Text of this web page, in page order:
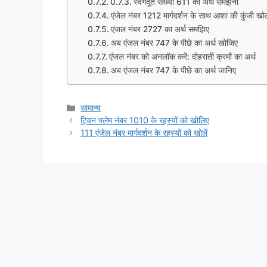
एंजेल नंबर 1212 मार्गदर्शन के साथ आशा की कुंजी
एंजल नंबर 2727 का अर्थ समझिए
अब एंजल नंबर 747 के पीछे का अर्थ खोजिए
एंजल नंबर को अनलॉक करें: दोहराती क्रमों का अर्थ
अब एंजल नंबर 747 के पीछे का अर्थ जानिए
Categories
सामान्य
ट्विन फ्लेम नंबर 1010 के रहस्यों को खोलिए
111 एंजेल नंबर मार्गदर्शन के रहस्यों को खोलें